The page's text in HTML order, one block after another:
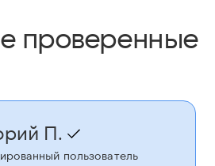
проверенные
П.
пользователь